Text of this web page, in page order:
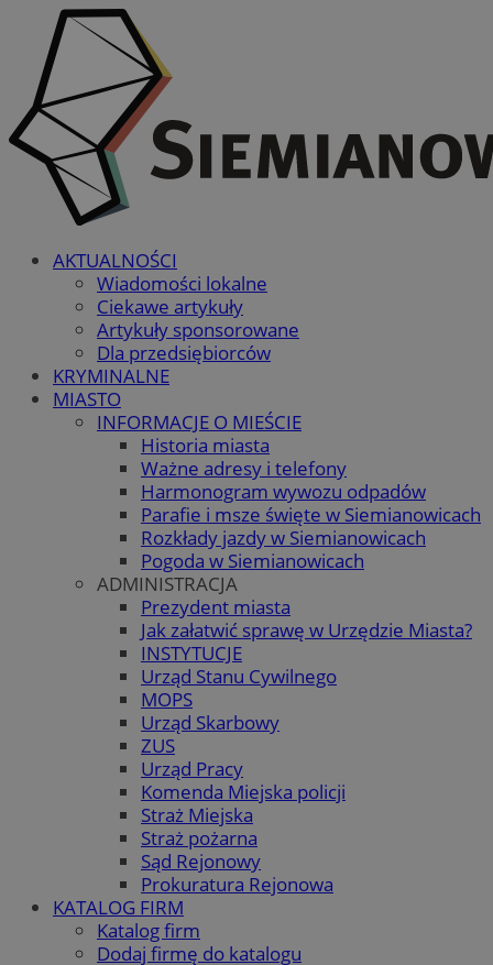
AKTUALNOŚCI
Wiadomości lokalne
Ciekawe artykuły
Artykuły sponsorowane
Dla przedsiębiorców
KRYMINALNE
MIASTO
INFORMACJE O MIEŚCIE
Historia miasta
Ważne adresy i telefony
Harmonogram wywozu odpadów
Parafie i msze święte w Siemianowicach
Rozkłady jazdy w Siemianowicach
Pogoda w Siemianowicach
ADMINISTRACJA
Prezydent miasta
Jak załatwić sprawę w Urzędzie Miasta?
INSTYTUCJE
Urząd Stanu Cywilnego
MOPS
Urząd Skarbowy
ZUS
Urząd Pracy
Komenda Miejska policji
Straż Miejska
Straż pożarna
Sąd Rejonowy
Prokuratura Rejonowa
KATALOG FIRM
Katalog firm
Dodaj firmę do katalogu